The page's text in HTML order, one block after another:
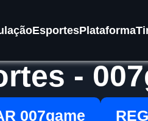
EsportesPlataforma
-
007game